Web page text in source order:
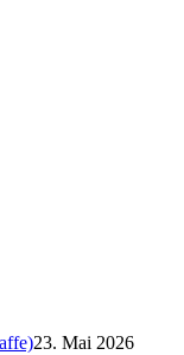
23. Mai 2026